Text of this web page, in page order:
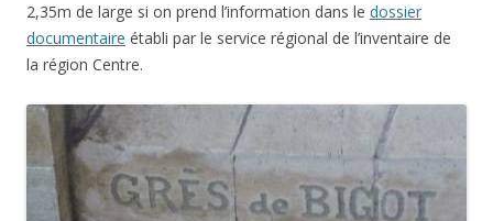
2,35m de large si on prend l’information dans le dossier
documentaire établi par le service régional de l’inventaire de
la région Centre.